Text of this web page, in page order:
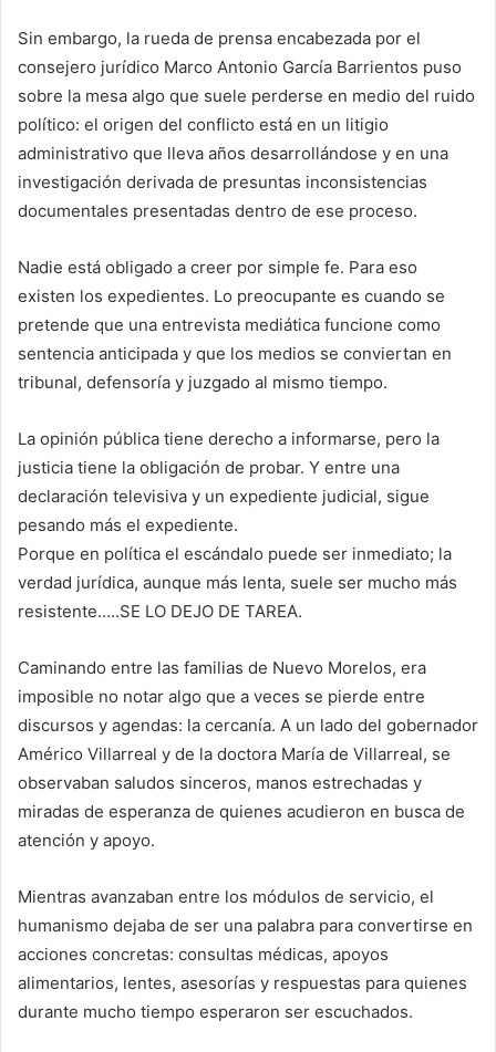
Sin embargo, la rueda de prensa encabezada por el
consejero jurídico Marco Antonio García Barrientos puso
sobre la mesa algo que suele perderse en medio del ruido
político: el origen del conflicto está en un litigio
administrativo que lleva años desarrollándose y en una
investigación derivada de presuntas inconsistencias
documentales presentadas dentro de ese proceso.
Nadie está obligado a creer por simple fe. Para eso
existen los expedientes. Lo preocupante es cuando se
pretende que una entrevista mediática funcione como
sentencia anticipada y que los medios se conviertan en
tribunal, defensoría y juzgado al mismo tiempo.
La opinión pública tiene derecho a informarse, pero la
justicia tiene la obligación de probar. Y entre una
declaración televisiva y un expediente judicial, sigue
pesando más el expediente.
Porque en política el escándalo puede ser inmediato; la
verdad jurídica, aunque más lenta, suele ser mucho más
resistente…..SE LO DEJO DE TAREA.
Caminando entre las familias de Nuevo Morelos, era
imposible no notar algo que a veces se pierde entre
discursos y agendas: la cercanía. A un lado del gobernador
Américo Villarreal y de la doctora María de Villarreal, se
observaban saludos sinceros, manos estrechadas y
miradas de esperanza de quienes acudieron en busca de
atención y apoyo.
Mientras avanzaban entre los módulos de servicio, el
humanismo dejaba de ser una palabra para convertirse en
acciones concretas: consultas médicas, apoyos
alimentarios, lentes, asesorías y respuestas para quienes
durante mucho tiempo esperaron ser escuchados.